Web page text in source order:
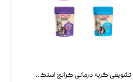
تشویقی گربه درمانی کرانچ اسنکی با طعم میکس Snacky Crunch Cat Treats وزن 60 گرم بسته 4 عددی